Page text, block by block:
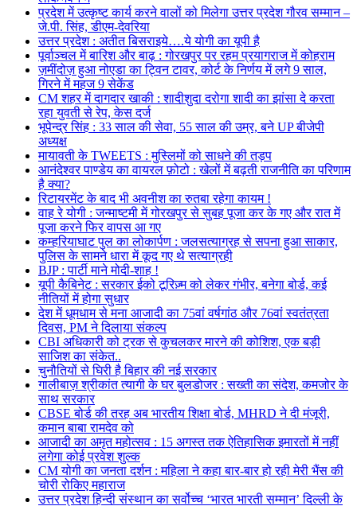
प्रदेश में उत्कृष्ट कार्य करने वालों को मिलेगा उत्तर प्रदेश गौरव सम्मान –
जे.पी. सिंह, डीएम-देवरिया
उत्तर प्रदेश : अतीत बिसराइये….ये योगी का यूपी है
पूर्वाञ्चल में बारिश और बाढ़ : गोरखपुर पर रहम प्रयागराज में कोहराम
ज़मींदोज़ हुआ नोएडा का ट्विन टावर, कोर्ट के निर्णय में लगे 9 साल,
गिरने में महज 9 सेकेंड
CM शहर में दागदार खाकी : शादीशुदा दरोगा शादी का झांसा दे करता
रहा युवती से रेप, केस दर्ज
भूपेन्द्र सिंह : 33 साल की सेवा, 55 साल की उम्र, बने UP बीजेपी
अध्यक्ष
मायावती के TWEETS : मुस्लिमों को साधने की तड़प
आनंदेश्वर पाण्डेय का वायरल फ़ोटो : खेलों में बढ़ती राजनीति का परिणाम
है क्या?
रिटायरमेंट के बाद भी अवनीश का रुतबा रहेगा कायम !
वाह रे योगी : जन्माष्टमी में गोरखपुर से सुबह पूजा कर के गए और रात में
पूजा करने फिर वापस आ गए
कम्हरियाघाट पुल का लोकार्पण : जलसत्याग्रह से सपना हुआ साकार,
पुलिस के सामने धारा में कूद गए थे सत्याग्रही
BJP : पार्टी माने मोदी-शाह !
यूपी कैबिनेट : सरकार ईको टूरिज़्म को लेकर गंभीर, बनेगा बोर्ड, कई
नीतियों में होगा सुधार
देश में धूमधाम से मना आजादी का 75वां वर्षगांठ और 76वां स्वतंत्रता
दिवस, PM ने दिलाया संकल्प
CBI अधिकारी को ट्रक से कुचलकर मारने की कोशिश, एक बड़ी
साजिश का संकेत..
चुनौतियों से घिरी है बिहार की नई सरकार
गालीबाज़ श्रीकांत त्यागी के घर बुलडोजर : सख्ती का संदेश, कमजोर के
साथ सरकार
CBSE बोर्ड की तरह अब भारतीय शिक्षा बोर्ड, MHRD ने दी मंजूरी,
कमान बाबा रामदेव को
आजादी का अमृत महोत्सव : 15 अगस्त तक ऐतिहासिक इमारतों में नहीं
लगेगा कोई प्रवेश शुल्क
CM योगी का जनता दर्शन : महिला ने कहा बार-बार हो रही मेरी भैंस की
चोरी रोकिए महाराज
उत्तर प्रदेश हिन्दी संस्थान का सर्वोच्च ‘भारत भारती सम्मान’ दिल्ली के